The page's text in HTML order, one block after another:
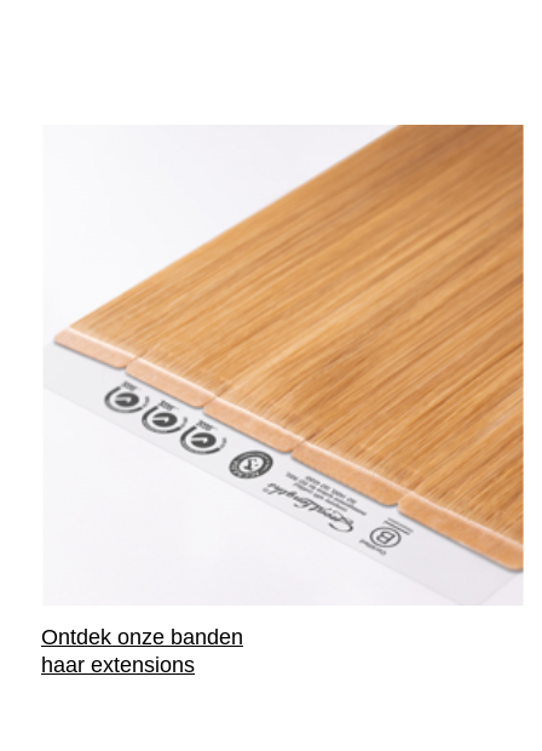
Ontdek onze banden
haar extensions